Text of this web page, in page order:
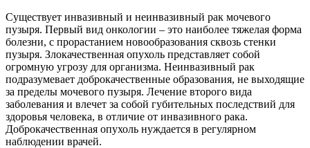
Существует инвазивный и неинвазивный рак мочевого
пузыря. Первый вид онкологии – это наиболее тяжелая форма
болезни, с прорастанием новообразования сквозь стенки
пузыря. Злокачественная опухоль представляет собой
огромную угрозу для организма. Неинвазивный рак
подразумевает доброкачественные образования, не выходящие
за пределы мочевого пузыря. Лечение второго вида
заболевания и влечет за собой губительных последствий для
здоровья человека, в отличие от инвазивного рака.
Доброкачественная опухоль нуждается в регулярном
наблюдении врачей.